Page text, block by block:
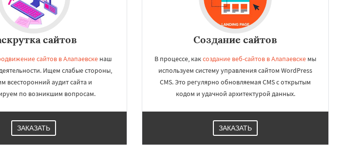
сайтов
сайтов в Алапаевске наш
Ищем слабые стороны,
всесторонний аудит сайта и
по возникшим вопросам.
ЗАКАЗАТЬ
Создание сайтов
В процессе, каксоздание веб-сайтов в Алапаевске мы
используем систему управления сайтом WordPress
CMS. Это регулярно обновляемая CMS с открытым
кодом и удачной архитектурой данных.
ЗАКАЗАТЬ